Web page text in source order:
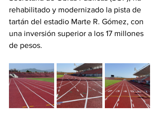
rehabilitado y modernizado la pista de
tartán del estadio Marte R. Gómez, con
una inversión superior a los 17 millones
de pesos.